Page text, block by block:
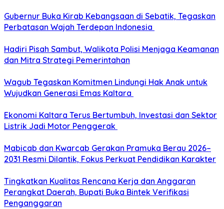
Gubernur Buka Kirab Kebangsaan di Sebatik, Tegaskan
Perbatasan Wajah Terdepan Indonesia
Hadiri Pisah Sambut, Walikota Polisi Menjaga Keamanan
dan Mitra Strategi Pemerintahan
Wagub Tegaskan Komitmen Lindungi Hak Anak untuk
Wujudkan Generasi Emas Kaltara
Ekonomi Kaltara Terus Bertumbuh, Investasi dan Sektor
Listrik Jadi Motor Penggerak
Mabicab dan Kwarcab Gerakan Pramuka Berau 2026–
2031 Resmi Dilantik, Fokus Perkuat Pendidikan Karakter
Tingkatkan Kualitas Rencana Kerja dan Anggaran
Perangkat Daerah, Bupati Buka Bintek Verifikasi
Penganggaran